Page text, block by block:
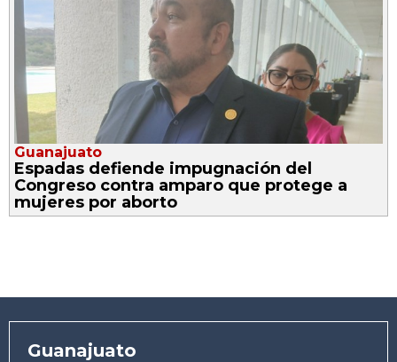
Guanajuato
Espadas defiende impugnación del
Congreso contra amparo que protege a
mujeres por aborto
Guanajuato